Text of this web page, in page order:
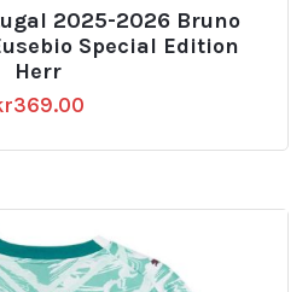
2025-2026 Bruno
Special Edition
Herr
369.00